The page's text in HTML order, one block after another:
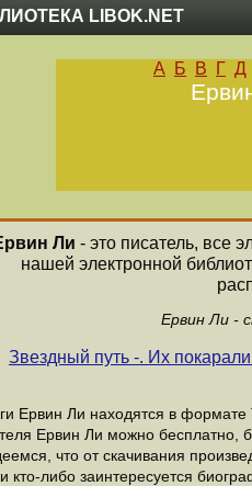
LIBOK.NET
А Б В Г Д
Ли - это писатель, все
нашей электронной
Еpвин Ли -
Звездный путь -. Их покарали
Еpвин Ли находятся в формате
Еpвин Ли можно бесплатно,
что от скачивания
кто-либо заинтересуется